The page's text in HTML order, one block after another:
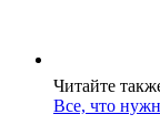
Читайте
Все, что